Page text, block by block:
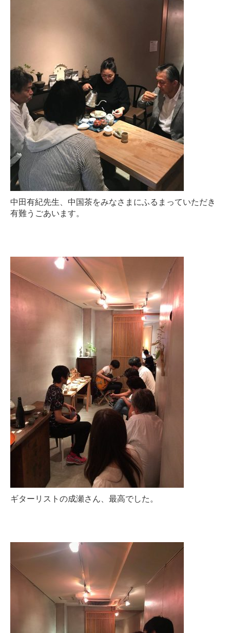
中田有紀先生、中国茶をみなさまにふるまっていただき
有難うごあいます。
ギターリストの成瀬さん、最高でした。